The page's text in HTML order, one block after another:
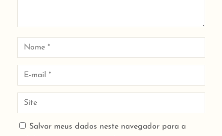
Salvar meus dados neste navegador para a